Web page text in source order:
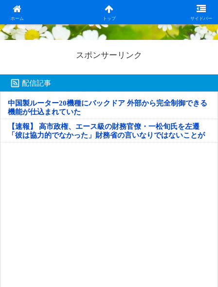
ホーム トップ サイドバー
日本第一！ニュース録
スポンサーリンク
配信記事
中国製ルーター20機種にバックドア 外部から完全制御できる
機能が仕込まれていた
【速報】 高市政権、エース級の財務官僚・一松旬氏を左遷
「彼は協力的でなかった」財務省の言いなりではないことが
判明